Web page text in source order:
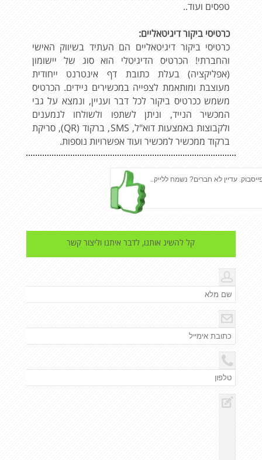
טפסים ועוד..
כרטיסי ביקור דיגיטאליים:
כרטיסי ביקור דיגיטאליים הם העתיד בשיווק האישי
והחברתי! הכרטיס הדיגיטלי הוא סוג של יישומון
(אפליקציה) בעלת כתובת דף אינטרנט ייחודית
מעוצבת ומותאמת לצפייה במכשירים ניידים. הכרטיס
משמש ככרטיס ביקור לכל דבר ועניין, ונמצא על גבי
המכשיר הנייד, וניתן לשתפו ולשולחו לנמענים
ולקבוצות באמצעות דוא"ל, SMS, ברקוד (QR), סריקת
ברקוד ממכשיר למכשיר ועוד אפשרויות נוספות.
עדיין לא חברים? נשמח ללייק..
קל להשיג אותנו, לדבר איתנו וליצור קשר